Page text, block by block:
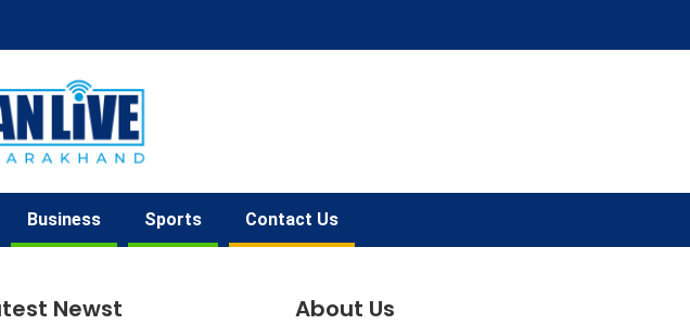
Business Sports Contact Us
Newst About Us